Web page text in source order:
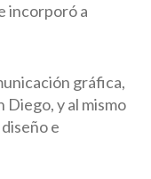
incorporó a
gráfica,
Diego, y al mismo
e